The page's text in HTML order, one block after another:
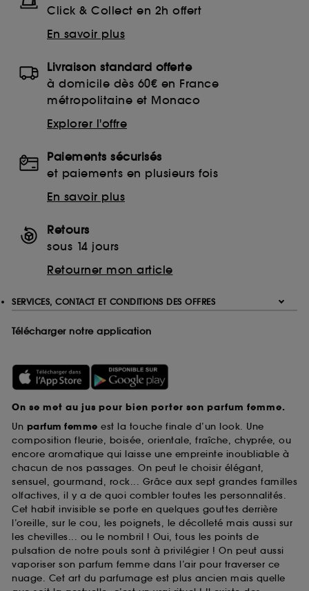
Click & Collect en 2h offert
En savoir plus
Livraison standard offerte
à domicile dès 60€ en France
métropolitaine et Monaco
Explorer l'offre
Paiements sécurisés
et paiements en plusieurs fois
En savoir plus
Retours
sous 14 jours
Retourner mon article
SERVICES, CONTACT ET CONDITIONS DES OFFRES
Télécharger notre application
On se met au jus pour bien porter son parfum femme.
Un parfum femme est la touche finale d’un look. Une
composition fleurie, boisée, orientale, fraîche, chyprée, ou
encore aromatique qui laisse une empreinte inoubliable à
chacun de nos passages. On peut le choisir élégant,
sensuel, gourmand, rock... Grâce aux sept grandes familles
olfactives, il y a de quoi combler toutes les personnalités.
Cet habit invisible se porte en quelques gouttes derrière
l’oreille, sur le cou, les poignets, le décolleté mais aussi sur
les chevilles... ou le nombril ! Oui, tous les points de
pulsation de notre pouls sont à privilégier ! On peut aussi
vaporiser son parfum femme dans l’air pour traverser ce
nuage. Cet art du parfumage est plus ancien mais quelle